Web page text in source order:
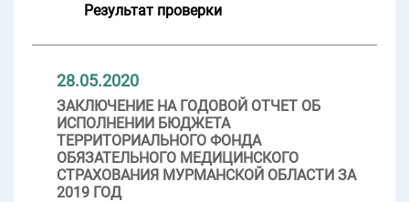
Результат проверки
28.05.2020
ЗАКЛЮЧЕНИЕ НА ГОДОВОЙ ОТЧЕТ ОБ
ИСПОЛНЕНИИ БЮДЖЕТА
ТЕРРИТОРИАЛЬНОГО ФОНДА
ОБЯЗАТЕЛЬНОГО МЕДИЦИНСКОГО
СТРАХОВАНИЯ МУРМАНСКОЙ ОБЛАСТИ ЗА
2019 ГОД